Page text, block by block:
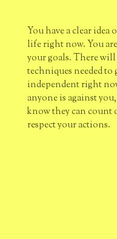
You have a clear
life right now. You
your goals. There will
techniques needed
independent right
anyone is against
know they can count
respect your actions.